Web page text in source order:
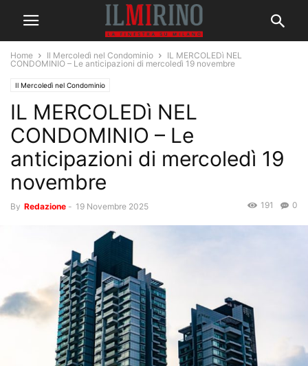
Home Il Mercoledì nel Condominio
IL MERCOLEDì NEL
CONDOMINIO – Le anticipazioni di mercoledì 19 novembre
Il Mercoledì nel Condominio
IL MERCOLEDì NEL
CONDOMINIO – Le
anticipazioni di mercoledì 19
novembre
By Redazione - 19 Novembre 2025 0
191